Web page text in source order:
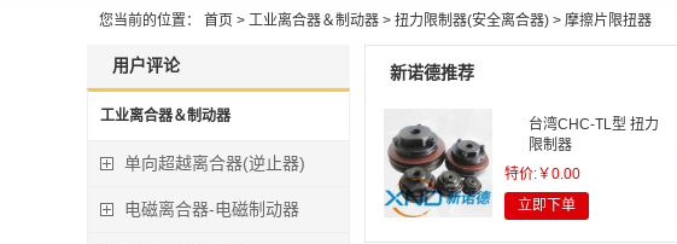
您当前的位置： 首页 > 工业离合器＆制动器 > 扭力限制器(安全离合器) > 摩擦片限扭器
用户评论
工业离合器＆制动器
单向超越离合器(逆止器)
电磁离合器-电磁制动器
新诺德推荐
台湾CHC-TL型 扭力
限制器
特价:￥0.00
立即下单